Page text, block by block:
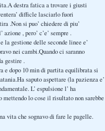
destra fatica a trovare i giusti
difficle lasciarlo fuori
.Non si puo’ chiedere di piu’
, pero’ c’e’ sempre .
la gestione delle seconde linee e’
nei cambi.Quando ci saranno
gestire .
e dopo 10 min di partita equilibrata si
saputo aspettare (la pazienza e’
L’ espulsione l’ ha
lo cose il risultato non sarebbe
vita che sognavo di fare le pagelle.